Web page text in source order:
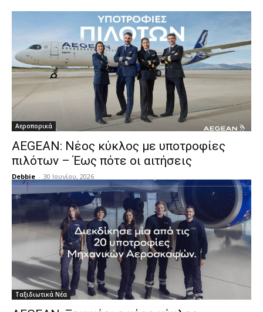
Αεροπορικά
AEGEAN: Νέος κύκλος με υποτροφίες
πιλότων – Έως πότε οι αιτήσεις
Debbie - 30 Ιουνίου, 2026
Ταξιδιωτικά Νέα